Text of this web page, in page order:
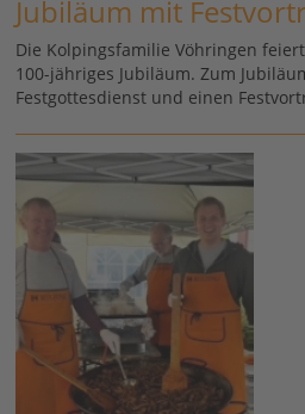
Jubiläum mit
Die Kolpingsfamilie Vöhringen
100-jähriges Jubiläum. Zum
Festgottesdienst und einen